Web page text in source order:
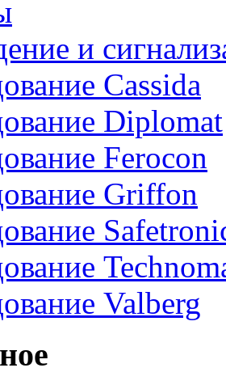
и
Cassida
Diplomat
Ferocon
Griffon
Valberg